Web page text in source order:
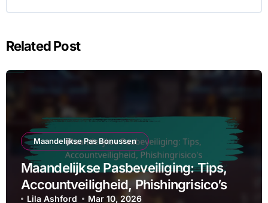
Related Post
Maandelijkse Pas Bonussen
Maandelijkse Pasbeveiliging: Tips,
Accountveiligheid, Phishingrisico’s
Lila Ashford Mar 10, 2026